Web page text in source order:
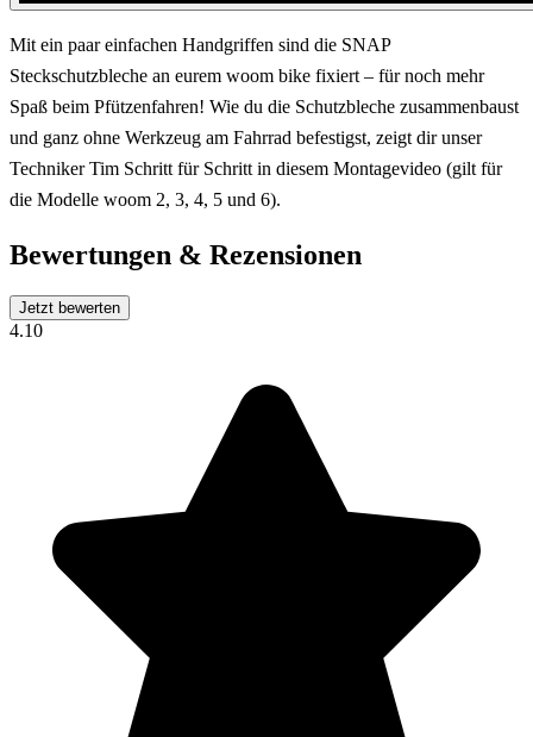
Mit ein paar einfachen Handgriffen sind die SNAP
Steckschutzbleche an eurem woom bike fixiert – für noch mehr
Spaß beim Pfützenfahren! Wie du die Schutzbleche zusammenbaust
und ganz ohne Werkzeug am Fahrrad befestigst, zeigt dir unser
Techniker Tim Schritt für Schritt in diesem Montagevideo (gilt für
die Modelle woom 2, 3, 4, 5 und 6).
Bewertungen & Rezensionen
Jetzt bewerten
4.10